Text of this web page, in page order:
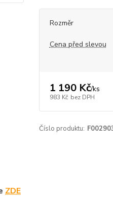
Rozměr
Cena před slevou
1 190 Kč/ks
983 Kč bez DPH
Číslo produktu:
ZDE